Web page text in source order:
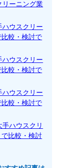
リーニング業
ハウスクリー
較・検討で
ハウスクリー
較・検討で
ハウスクリー
較・検討で
手ハウスクリ
比較・検討